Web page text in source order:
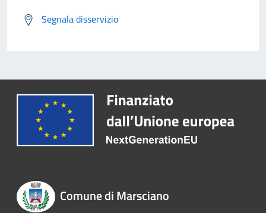
Segnala disservizio
Comune di Marsciano